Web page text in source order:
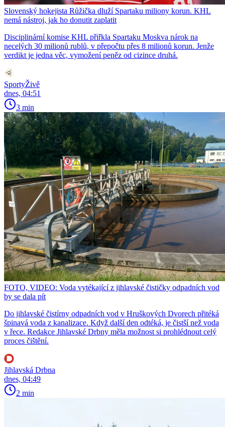
Slovenský hokejista Růžička dluží Spartaku miliony korun. KHL
nemá nástroj, jak ho donutit zaplatit
Disciplinární komise KHL přiřkla Spartaku Moskva nárok na
necelých 30 milionů rublů, v přepočtu přes 8 milionů korun. Jenže
verdikt je jedna věc, vymožení peněz od cizince druhá.
SportyŽivě
dnes, 04:51
3 min
FOTO, VIDEO: Voda vytékající z jihlavské čističky odpadních vod
by se dala pít
Do jihlavské čistírny odpadních vod v Hruškových Dvorech přitéká
špinavá voda z kanalizace. Když další den odtéká, je čistší než voda
v řece. Redakce Jihlavské Drbny měla možnost si prohlédnout celý
proces čištění.
Jihlavská Drbna
dnes, 04:49
2 min